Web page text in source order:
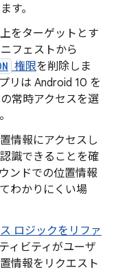
す。
をターゲットとす
フェストから
権限を削除しま
リは Android 10 を
常時アクセスを選
情報にアクセスし
識できることを確
ンドでの位置情報
わかりにくい場
ロジックをリファ
ィビティがユーザ
情報をリクエスト